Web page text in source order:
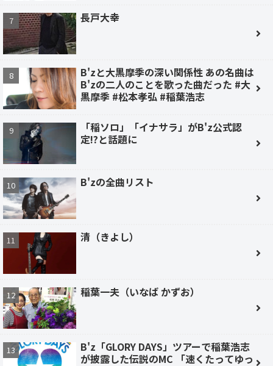
長戸大幸
B'zと大黒摩季の深い関係性 あの名曲は
B'zの二人のことを歌った曲だった #大
黒摩季 #松本孝弘 #稲葉浩志
「稲ソロ」「イナサラ」がB'z公式認
定!?と話題に
B'zの全曲リスト
清（きよし）
稲葉一夫（いなば かずお）
B'z「GLORY DAYS」ツアーで稲葉浩志
が披露した伝説のMC 「速くたってゆっ